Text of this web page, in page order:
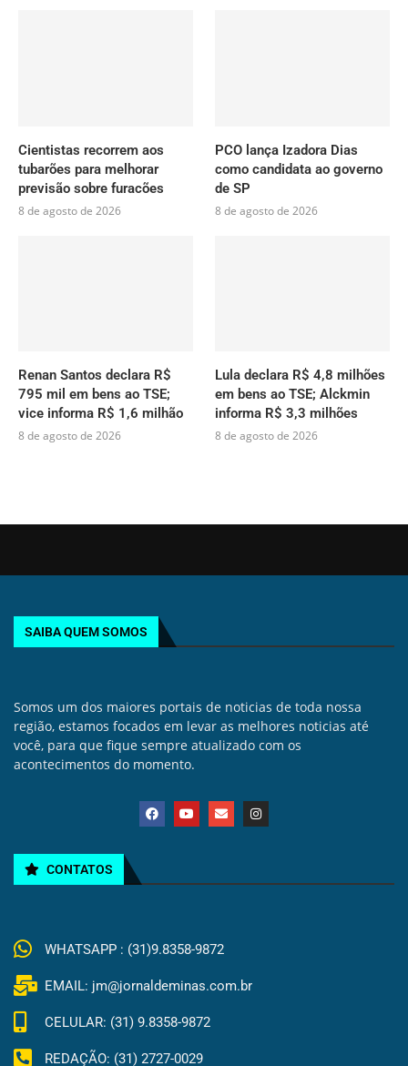
Cientistas recorrem aos
tubarões para melhorar
previsão sobre furacões
8 de agosto de 2026
PCO lança Izadora Dias
como candidata ao governo
de SP
8 de agosto de 2026
Renan Santos declara R$
795 mil em bens ao TSE;
vice informa R$ 1,6 milhão
8 de agosto de 2026
Lula declara R$ 4,8 milhões
em bens ao TSE; Alckmin
informa R$ 3,3 milhões
8 de agosto de 2026
SAIBA QUEM SOMOS
Somos um dos maiores portais de noticias de toda nossa
região, estamos focados em levar as melhores noticias até
você, para que fique sempre atualizado com os
acontecimentos do momento.
CONTATOS
WHATSAPP : (31)9.8358-9872
EMAIL: jm@jornaldeminas.com.br
CELULAR: (31) 9.8358-9872
REDAÇÃO: (31) 2727-0029